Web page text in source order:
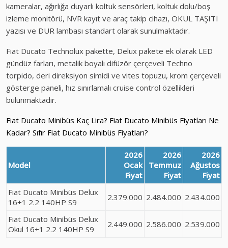
kameralar, ağırlığa duyarlı koltuk sensörleri, koltuk dolu/boş
izleme monitörü, NVR kayıt ve araç takip cihazı, OKUL TAŞITI
yazısı ve DUR lambası standart olarak sunulmaktadır.
Fiat Ducato Technolux pakette, Delux pakete ek olarak LED
gündüz farları, metalik boyalı difüzör çerçeveli Techno
torpido, deri direksiyon simidi ve vites topuzu, krom çerçeveli
gösterge paneli, hız sınırlamalı cruise control özellikleri
bulunmaktadır.
Fiat Ducato Minibüs Kaç Lira? Fiat Ducato Minibüs Fiyatları Ne
Kadar? Sıfır Fiat Ducato Minibüs Fiyatları?
Model
2026
Ocak
Fiyat
2026
Temmuz
Fiyat
2026
Ağustos
Fiyat
Fiat Ducato Minibüs Delux
16+1 2.2 140HP S9
2.379.000 2.484.000 2.434.000
Fiat Ducato Minibüs Delux
Okul 16+1 2.2 140HP S9
2.449.000 2.586.000 2.539.000